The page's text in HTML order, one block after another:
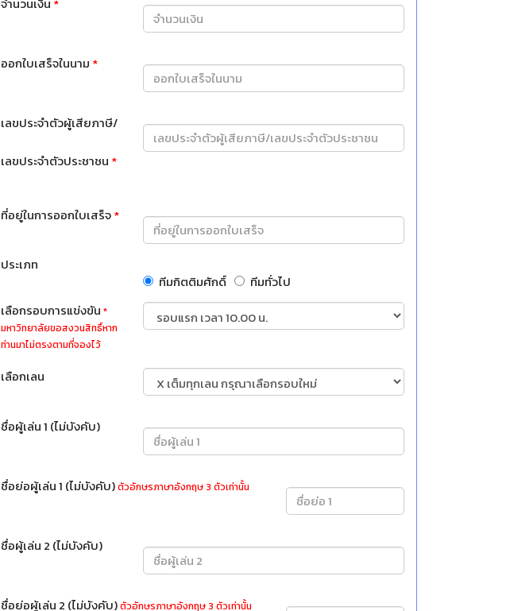
ออกใบเสร็จในนาม *
เลขประจำตัวผู้เสียภาษี/
เลขประจำตัวประชาชน *
ที่อยู่ในการออกใบเสร็จ*
ประเภท
ทีมกิตติมศักดิ์
ทีมทั่วไป
เลือกรอบการแข่งขัน *
มหาวิทยาลัยขอสงวนสิทธิ์หาก
ท่านมาไม่ตรงตามที่จองไว้
เลือกเลน
ชื่อผู้เล่น 1 (ไม่บังคับ)
ชื่อย่อผู้เล่น 1 (ไม่บังคับ)ตัวอักษรภาษาอังกฤษ 3 ตัวเท่านั้น
ชื่อผู้เล่น 2 (ไม่บังคับ)
ชื่อย่อผู้เล่น 2 (ไม่บังคับ)ตัวอักษรภาษาอังกฤษ 3 ตัวเท่านั้น